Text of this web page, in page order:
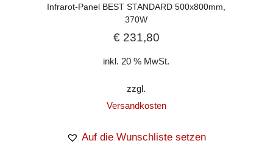
Infrarot-Panel BEST STANDARD 500x800mm,
370W
€231,80
inkl. 20 % MwSt.
zzgl.
Versandkosten
Auf die Wunschliste setzen